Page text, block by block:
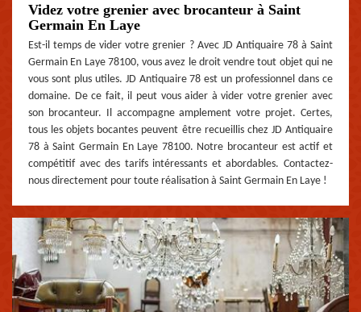
Videz votre grenier avec brocanteur à Saint
Germain En Laye
Est-il temps de vider votre grenier ? Avec JD Antiquaire 78 à Saint
Germain En Laye 78100, vous avez le droit vendre tout objet qui ne
vous sont plus utiles. JD Antiquaire 78 est un professionnel dans ce
domaine. De ce fait, il peut vous aider à vider votre grenier avec
son brocanteur. Il accompagne amplement votre projet. Certes,
tous les objets bocantes peuvent être recueillis chez JD Antiquaire
78 à Saint Germain En Laye 78100. Notre brocanteur est actif et
compétitif avec des tarifs intéressants et abordables. Contactez-
nous directement pour toute réalisation à Saint Germain En Laye !